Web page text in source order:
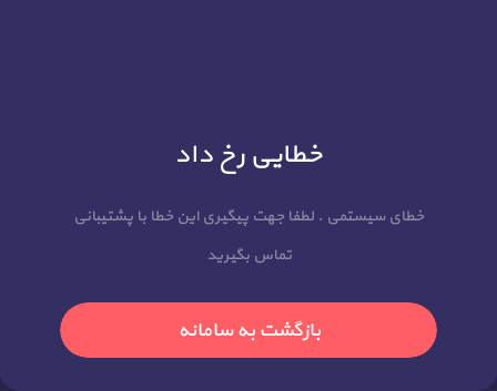
خطایی رخ داد
خطای سیستمی . لطفا جهت پیگیری این خطا با پشتیبانی
تماس بگیرید
بازگشت به سامانه